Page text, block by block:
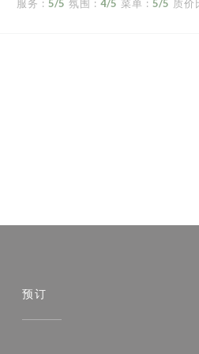
服务 : 5/5 氛围 : 4/5 菜单 : 5/5 质价
预订